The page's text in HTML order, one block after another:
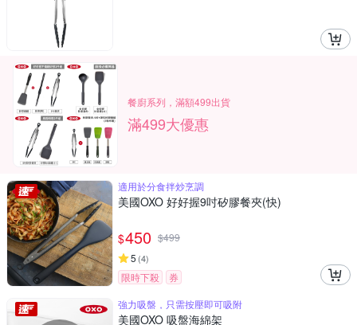
餐廚系列，滿額499出貨
滿499大優惠
適用於分食拌炒烹調
美國OXO 好好握9吋矽膠餐夾(快)
$450 $499
5 (4)
限時下殺 券
強力吸盤，只需按壓即可吸附
美國OXO 吸盤海綿架